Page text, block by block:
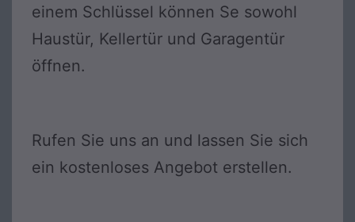
einem Schlüssel können Se sowohl
Haustür, Kellertür und Garagentür
öffnen.
Rufen Sie uns an und lassen Sie sich
ein kostenloses Angebot erstellen.